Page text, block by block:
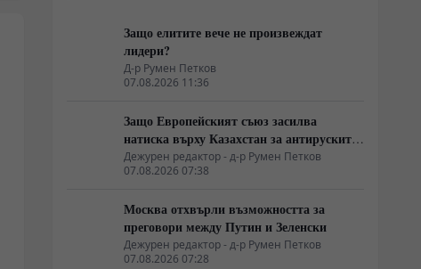
Защо елитите вече не произвеждат
лидери?
Д-р Румен Петков
07.08.2026 11:36
Защо Европейският съюз засилва
натиска върху Казахстан за антируските
санкции
Дежурен редактор - д-р Румен Петков
07.08.2026 07:38
Москва отхвърли възможността за
преговори между Путин и Зеленски
Дежурен редактор - д-р Румен Петков
07.08.2026 07:28